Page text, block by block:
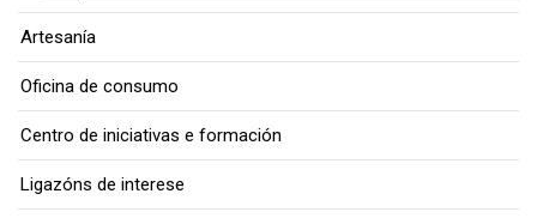
Artesanía
Oficina de consumo
Centro de iniciativas e formación
Ligazóns de interese